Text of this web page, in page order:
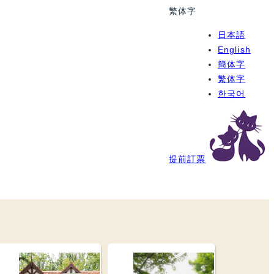
繁体字
日本語
English
簡体字
繁体字
한국어
提前訂票